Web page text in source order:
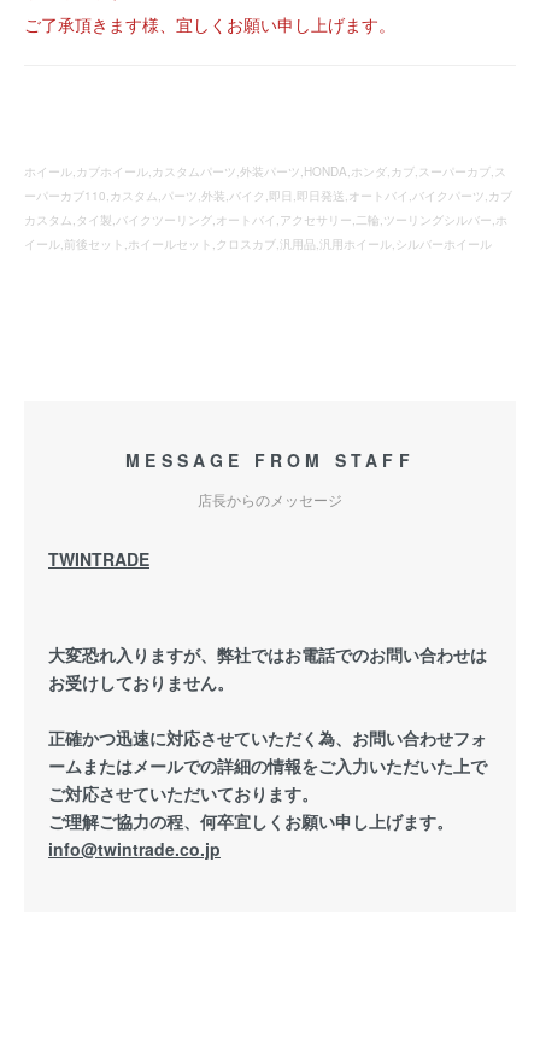
ご了承頂きます様、宜しくお願い申し上げます。
ホイール,カブホイール,カスタムパーツ,外装パーツ,HONDA,ホンダ,カブ,スーパーカブ,ス
ーパーカブ110,カスタム,パーツ,外装,バイク,即日,即日発送,オートバイ,バイクパーツ,カブ
カスタム,タイ製,バイクツーリング,オートバイ,アクセサリー,二輪,ツーリングシルバー,ホ
イール,前後セット,ホイールセット,クロスカブ,汎用品,汎用ホイール,シルバーホイール
MESSAGE FROM STAFF
店長からのメッセージ
TWINTRADE
大変恐れ入りますが、弊社ではお電話でのお問い合わせは
お受けしておりません。
正確かつ迅速に対応させていただく為、お問い合わせフォ
ームまたはメールでの詳細の情報をご入力いただいた上で
ご対応させていただいております。
ご理解ご協力の程、何卒宜しくお願い申し上げます。
info@twintrade.co.jp